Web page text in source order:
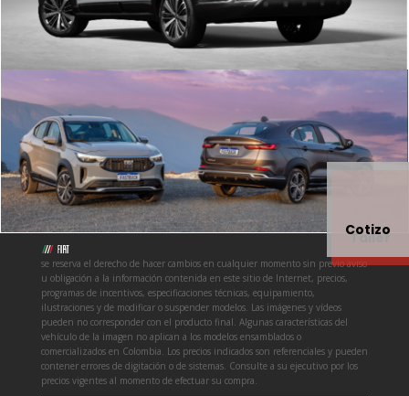
se reserva el derecho de hacer cambios en cualquier momento sin previo aviso
u obligación a la información contenida en este sitio de Internet, precios,
programas de incentivos, especificaciones técnicas, equipamiento,
ilustraciones y de modificar o suspender modelos. Las imágenes y vídeos
pueden no corresponder con el producto final. Algunas características del
vehículo de la imagen no aplican a los modelos ensamblados o
comercializados en Colombia. Los precios indicados son referenciales y pueden
contener errores de digitación o de sistemas. Consulte a su ejecutivo por los
precios vigentes al momento de efectuar su compra.
Taller
Cotizo